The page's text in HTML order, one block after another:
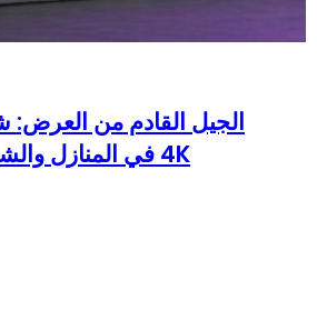
4K في المنازل والشركات